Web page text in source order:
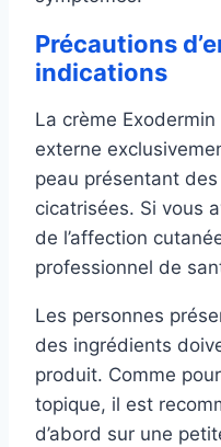
Précautions
indications
La crème
externe
peau présentant
cicatrisées. Si vous
de l’affection
professionnel de
Les personnes
des ingrédients
produit. Comme
topique, il est
d’abord sur une